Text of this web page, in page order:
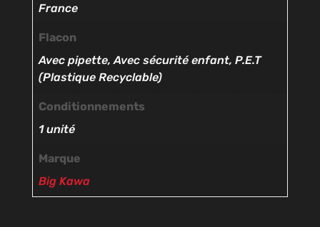
France
Flacon
Avec pipette, Avec sécurité enfant, P.E.T
(Plastique Recyclable)
Conditionnements
1 unité
Marque
Big Kawa